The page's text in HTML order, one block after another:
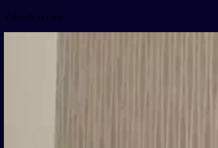
Vidéo de la carte